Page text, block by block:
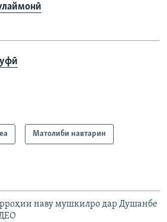
Матолиби навтарин
наву мушкилро дар Душанбе